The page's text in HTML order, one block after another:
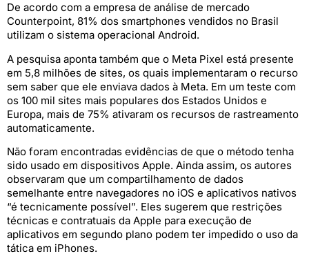
De acordo com a empresa de análise de mercado
Counterpoint, 81% dos smartphones vendidos no Brasil
utilizam o sistema operacional Android.
A pesquisa aponta também que o Meta Pixel está presente
em 5,8 milhões de sites, os quais implementaram o recurso
sem saber que ele enviava dados à Meta. Em um teste com
os 100 mil sites mais populares dos Estados Unidos e
Europa, mais de 75% ativaram os recursos de rastreamento
automaticamente.
Não foram encontradas evidências de que o método tenha
sido usado em dispositivos Apple. Ainda assim, os autores
observaram que um compartilhamento de dados
semelhante entre navegadores no iOS e aplicativos nativos
“é tecnicamente possível”. Eles sugerem que restrições
técnicas e contratuais da Apple para execução de
aplicativos em segundo plano podem ter impedido o uso da
tática em iPhones.